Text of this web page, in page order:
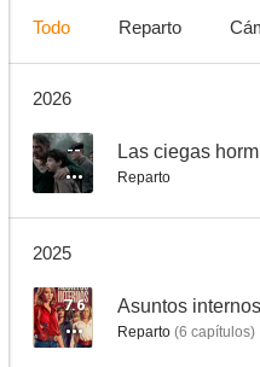
Que Dios nos perdone
Todo Reparto
2026
-- Las ciegas
Reparto
2025
7.6 Asuntos internos
Reparto (6 capítulos)